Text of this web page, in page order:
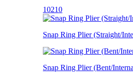
10210
Snap Ring Plier (Straight/
Snap Ring Plier (Bent/